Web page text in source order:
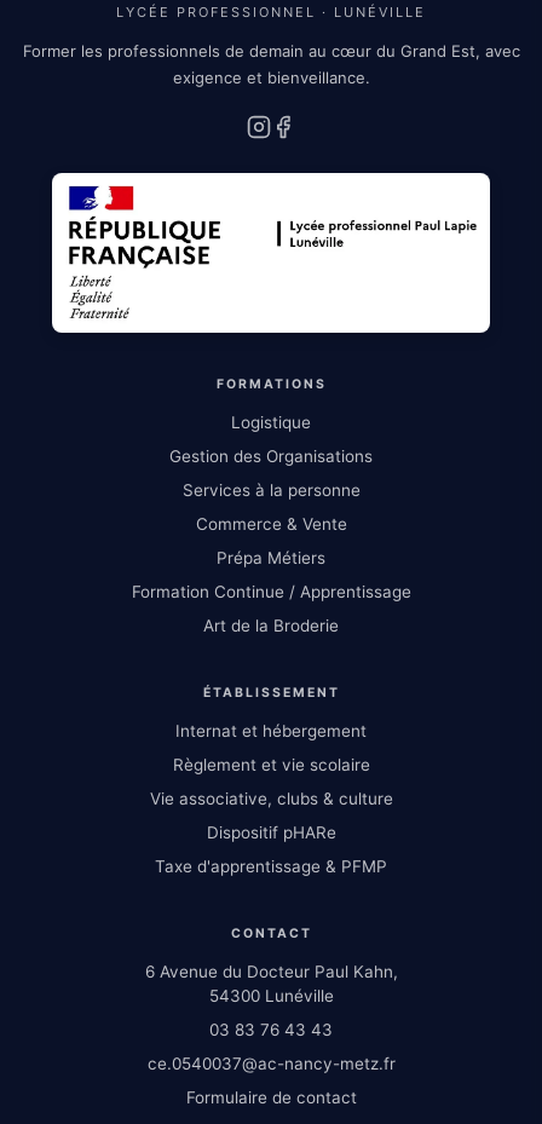
LYCÉE PROFESSIONNEL · LUNÉVILLE
Former les professionnels de demain au cœur du Grand Est, avec
exigence et bienveillance.
Instagram
FORMATIONS
Logistique
Gestion des Organisations
Services à la personne
Commerce & Vente
Prépa Métiers
Formation Continue / Apprentissage
Art de la Broderie
ÉTABLISSEMENT
Internat et hébergement
Règlement et vie scolaire
Vie associative, clubs & culture
Dispositif pHARe
Taxe d'apprentissage & PFMP
CONTACT
6 Avenue du Docteur Paul Kahn,
54300 Lunéville
03 83 76 43 43
ce.0540037@ac-nancy-metz.fr
Formulaire de contact